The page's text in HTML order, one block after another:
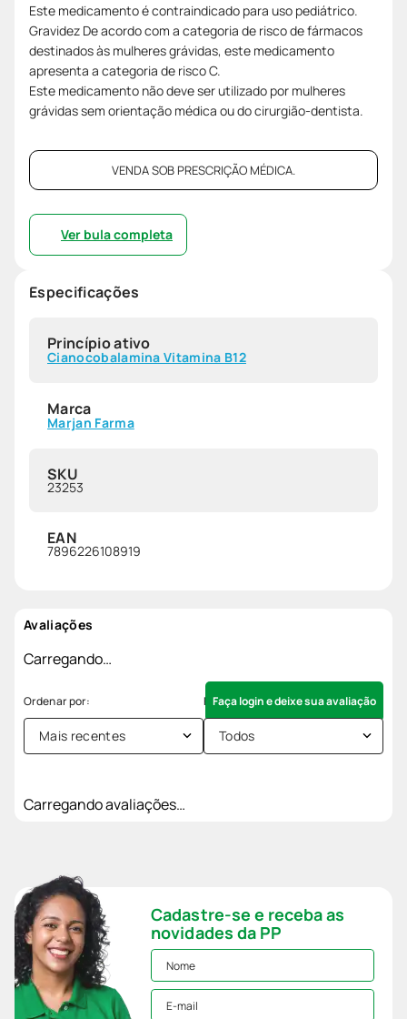
Este medicamento é contraindicado para uso pediátrico.
Gravidez De acordo com a categoria de risco de fármacos
destinados às mulheres grávidas, este medicamento
apresenta a categoria de risco C.
Este medicamento não deve ser utilizado por mulheres
grávidas sem orientação médica ou do cirurgião-dentista.
VENDA SOB PRESCRIÇÃO MÉDICA.
Ver bula completa
Especificações
Princípio ativo
Cianocobalamina Vitamina B12
Marca
Marjan Farma
SKU
23253
EAN
7896226108919
Avaliações
Carregando…
Faça login e deixe sua avaliação
Mais recentes Todos
Carregando avaliações…
Cadastre-se e receba as
novidades da PP